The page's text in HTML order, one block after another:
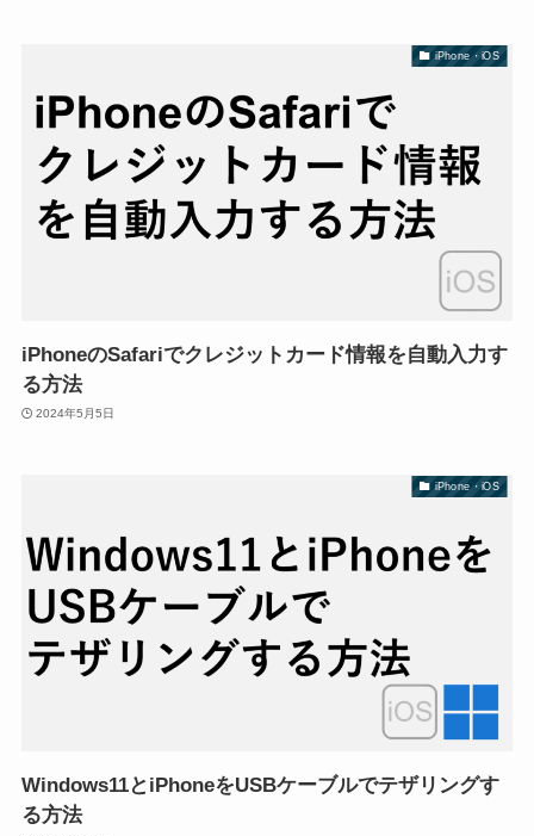
iPhone・iOS
iPhoneのSafariでクレジットカード情報を自動入力す
る方法
2024年5月5日
iPhone・iOS
Windows11とiPhoneをUSBケーブルでテザリングす
る方法